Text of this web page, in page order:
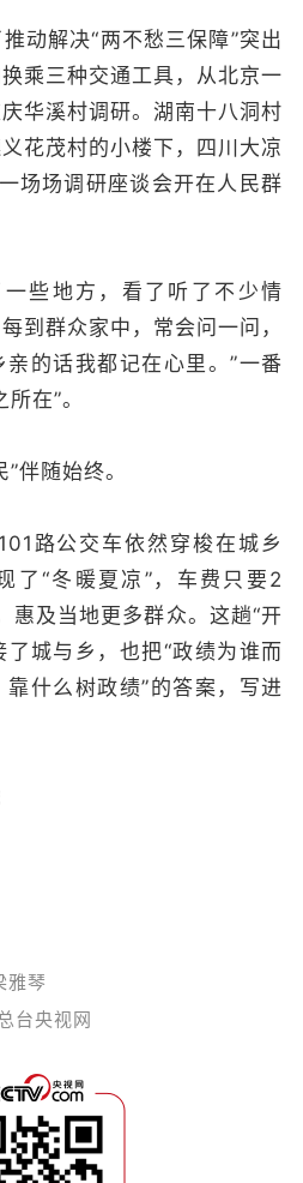
动解决“两不愁三保障”突出
乘三种交通工具，从北京一
华溪村调研。湖南十八洞村
花茂村的小楼下，四川大凉
场场调研座谈会开在人民群
些地方，看了听了不少情
到群众家中，常会问一问，
的话我都记在心里。”一番
在”。
伴随始终。
路公交车依然穿梭在城乡
了“冬暖夏凉 ”，车费只要2
惠及当地更多群众。这趟“开
城与乡，也把“政绩为谁而
什么树政绩”的答案，写进
琴
台央视网